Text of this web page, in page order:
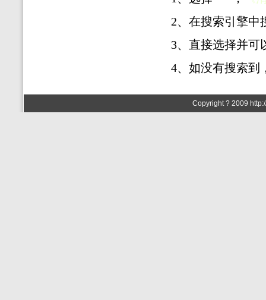
2、在搜索引擎中
3、直接选择并可
4、如没有搜索到
Copyright ? 2009